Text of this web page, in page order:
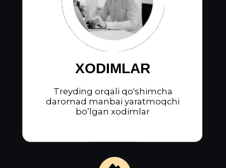
TADBIRKORLAR
Investitsiya qilishni o’rganib